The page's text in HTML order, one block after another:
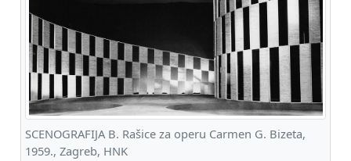
SCENOGRAFIJA B. Rašice za operu Carmen G. Bizeta,
1959., Zagreb, HNK